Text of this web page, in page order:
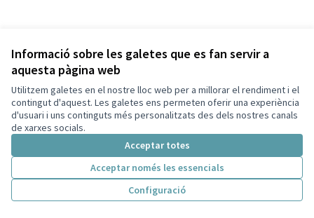
Informació sobre les galetes que es fan servir a
aquesta pàgina web
Utilitzem galetes en el nostre lloc web per a millorar el rendiment i el
contingut d'aquest. Les galetes ens permeten oferir una experiència
d'usuari i uns continguts més personalitzats des dels nostres canals
de xarxes socials.
Acceptar totes
Acceptar només les essencials
Configuració
Termes i condicions d'ús
Configuració de les galetes
Decidim Sant Cugat a X
(Enllaç extern)
Decidim Sant Cugat a Facebook
Decidim Sant Cugat a Instagram
Decidim Sant Cugat a GitHub
(Enllaç extern)
Web creada ambprogramari lliure .
Amb
(Enllaç